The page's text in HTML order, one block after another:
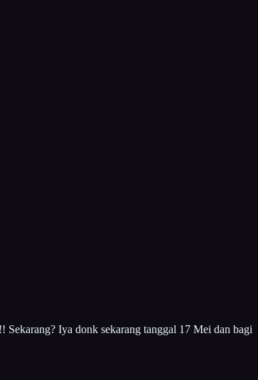
Iya donk sekarang tanggal 17 Mei dan bagi